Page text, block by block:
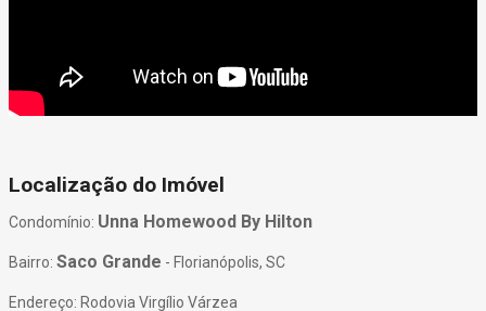
Localização do Imóvel
Condomínio: Unna Homewood By Hilton
Bairro: Saco Grande - Florianópolis, SC
Endereço: Rodovia Virgílio Várzea